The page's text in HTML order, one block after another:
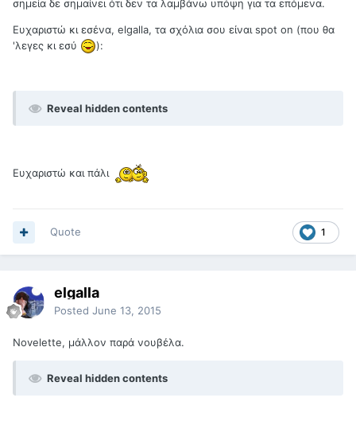
σημεία δε σημαίνει ότι δεν τα λαμβάνω υπόψη για τα επόμενα.
Ευχαριστώ κι εσένα, elgalla, τα σχόλια σου είναι spot on (που θα
'λεγες κι εσύ
):
Reveal hidden contents
Ευχαριστώ και πάλι
1
Quote
elgalla
Posted June 13, 2015
Novelette, μάλλον παρά νουβέλα.
Reveal hidden contents